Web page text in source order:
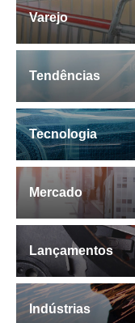
Varejo
Tendências
Tecnologia
Mercado
Lançamentos
Indústrias